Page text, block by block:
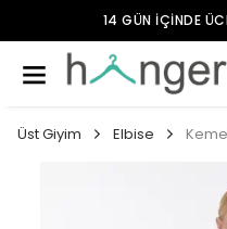
14 GÜN İÇİNDE
Üst Giyim Elbise